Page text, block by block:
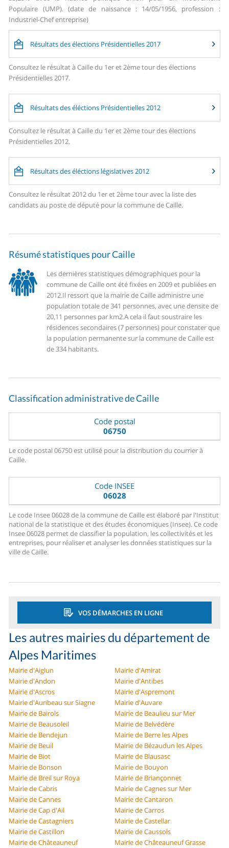
Populaire (UMP). (date de naissance : 14/05/1956, profession :
Industriel-Chef entreprise)
Résultats des élections Présidentielles 2017
Consultez le résultat à Caille du 1er et 2ème tour des élections
Présidentielles 2017.
Résultats des éléctions Présidentielles 2012
Consultez le résultat à Caille du 1er et 2ème tour des élections
Présidentielles 2012.
Résultats des éléctions législatives 2012
Consultez le résultat 2012 du 1er et 2ème tour avec la liste des
candidats au poste de député pour la commune de Caille.
Résumé statistiques pour Caille
Les dernières statistiques démographiques pour la
commune de Caille ont été fixées en 2009 et publiées en
2012.Il ressort que la mairie de Caille administre une
population totale de 341 personnes, avec une densite de
20,11 personnes par km2.A cela il faut soustraire les
résidences secondaires (7 personnes) pour constater que
la population permanente sur la commune de Caille est
de 334 habitants.
Classification administrative de Caille
Code postal
06750
Le code postal 06750 est utilisé pour la distribution du courrier à
Caille.
Code INSEE
06028
Le code Insee 06028 de la commune de Caille est élaboré par l'Institut
national de la statistique et des études économiques (Insee). Ce code
Insee 06028 permet de classifier la population, les collectivités et les
entreprises, pour réaliser et analyser les données statistiques sur la
ville de Caille.
VOS DÉMARCHES EN LIGNE
Les autres mairies du département de
Alpes Maritimes
Mairie d'Aiglun
Mairie d'Amirat
Mairie d'Andon
Mairie d'Antibes
Mairie d'Ascros
Mairie d'Aspremont
Mairie d'Auribeau sur Siagne
Mairie d'Auvare
Mairie de Bairols
Mairie de Beaulieu sur Mer
Mairie de Beausoleil
Mairie de Belvédère
Mairie de Bendejun
Mairie de Berre les Alpes
Mairie de Beuil
Mairie de Bézaudun les Alpes
Mairie de Biot
Mairie de Blausasc
Mairie de Bonson
Mairie de Bouyon
Mairie de Breil sur Roya
Mairie de Briançonnet
Mairie de Cabris
Mairie de Cagnes sur Mer
Mairie de Cannes
Mairie de Cantaron
Mairie de Cap d'Ail
Mairie de Carros
Mairie de Castagniers
Mairie de Castellar
Mairie de Castillon
Mairie de Caussols
Mairie de Châteauneuf
Mairie de Châteauneuf Grasse